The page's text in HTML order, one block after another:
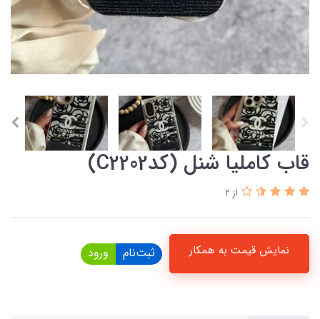
قاب کاملیا شنل (کدC2202)
از 2
نمایش قیمت به همکار ثبت‌نام ورود